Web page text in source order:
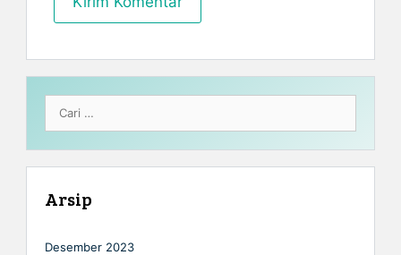
untuk:
Arsip
Desember 2023